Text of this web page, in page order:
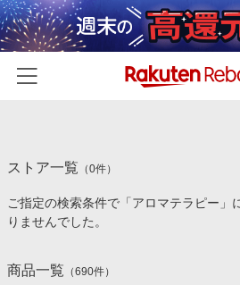
カテゴリー一覧
百貨店・総合ECモール
食品・スイーツ・お酒
イベント一覧
初回購入者限定特典
ストア一覧 （0件）
ご指定の検索条件で「アロマテラピー」
りませんでした。
商品一覧 （690件）